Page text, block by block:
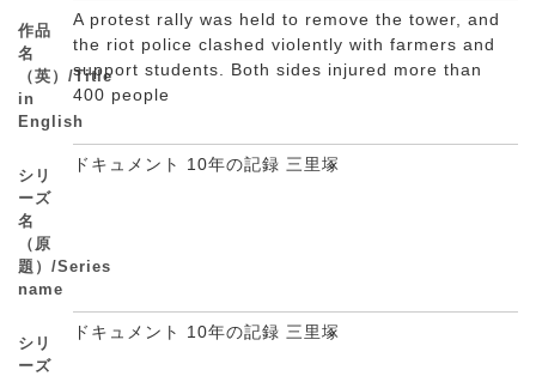
作品
名
（英）/Title
in
English
A protest rally was held to remove the tower, and
the riot police clashed violently with farmers and
support students. Both sides injured more than
400 people
シリ
ーズ
名
（原
題）/Series
name
ドキュメント 10年の記録 三里塚
シリ
ーズ
ドキュメント 10年の記録 三里塚